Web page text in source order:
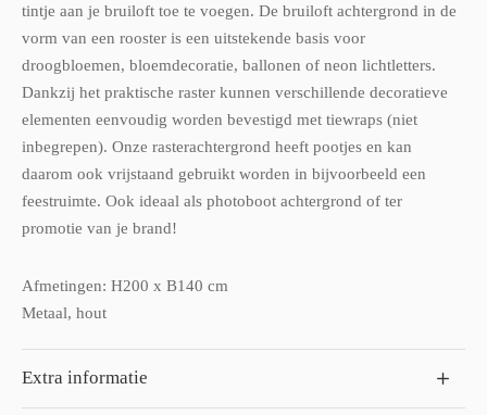
tintje aan je bruiloft toe te voegen. De bruiloft achtergrond in de
vorm van een rooster is een uitstekende basis voor
droogbloemen, bloemdecoratie, ballonen of neon lichtletters.
Dankzij het praktische raster kunnen verschillende decoratieve
elementen eenvoudig worden bevestigd met tiewraps (niet
inbegrepen). Onze rasterachtergrond heeft pootjes en kan
daarom ook vrijstaand gebruikt worden in bijvoorbeeld een
feestruimte. Ook ideaal als photoboot achtergrond of ter
promotie van je brand!
Afmetingen: H200 x B140 cm
Metaal, hout
Extra informatie